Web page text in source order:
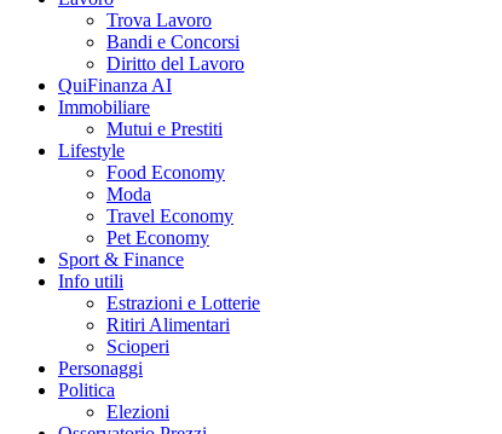
Trova Lavoro
Bandi e Concorsi
Diritto del Lavoro
QuiFinanza AI
Immobiliare
Mutui e Prestiti
Lifestyle
Food Economy
Moda
Travel Economy
Pet Economy
Sport & Finance
Info utili
Estrazioni e Lotterie
Ritiri Alimentari
Scioperi
Personaggi
Politica
Elezioni